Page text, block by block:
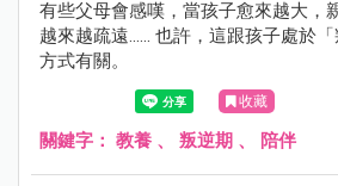
有些父母會感嘆，當孩子愈來越大，
越來越疏遠...... 也許，這跟孩子處於
方式有關。
收藏
關鍵字： 教養 、 叛逆期 、 陪伴